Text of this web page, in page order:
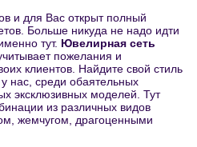
и для Вас открыт полный
Больше никуда не надо идти
тут. Ювелирная сеть
пожелания и
клиентов. Найдите свой стиль
нас, среди обаятельных
эксклюзивных моделей. Тут
из различных видов
жемчугом, драгоценными